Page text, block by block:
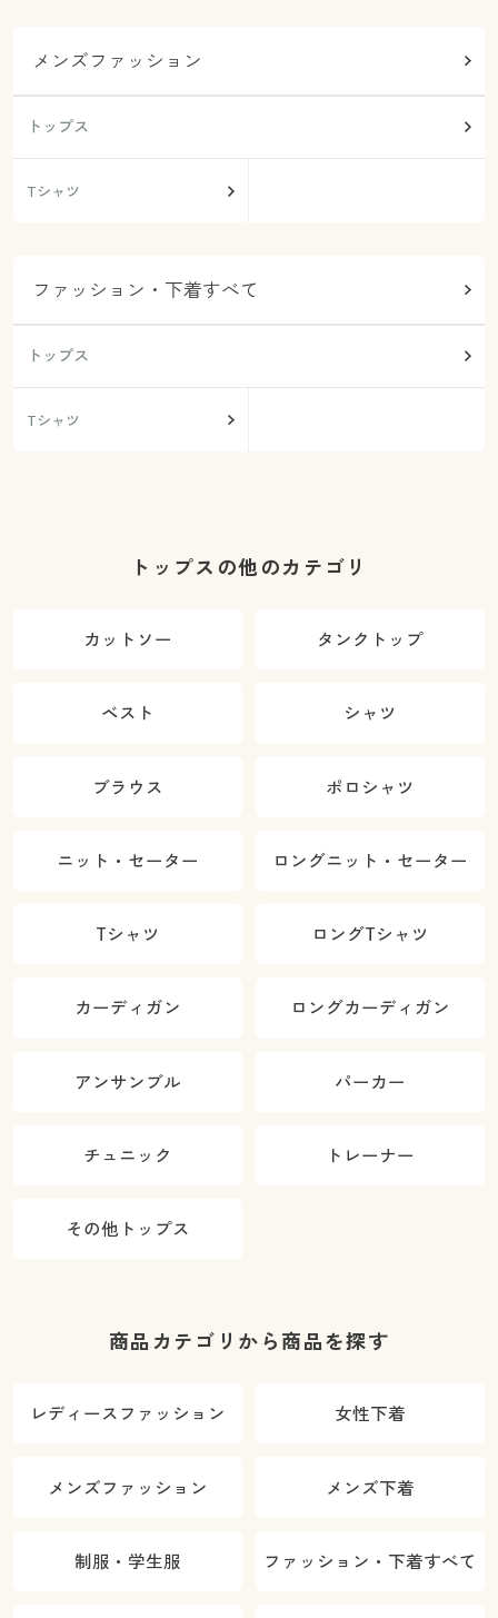
メンズファッション
トップス
Tシャツ
ファッション・下着すべて
トップス
Tシャツ
トップスの他のカテゴリ
カットソー タンクトップ
ベスト シャツ
ブラウス ポロシャツ
ニット・セーター ロングニット・セーター
Tシャツ ロングTシャツ
カーディガン ロングカーディガン
アンサンブル パーカー
チュニック トレーナー
その他トップス
商品カテゴリから商品を探す
レディースファッション 女性下着
メンズファッション メンズ下着
制服・学生服 ファッション・下着すべて